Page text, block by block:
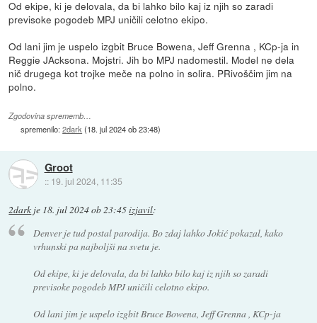
Od ekipe, ki je delovala, da bi lahko bilo kaj iz njih so zaradi
previsoke pogodeb MPJ uničili celotno ekipo.
Od lani jim je uspelo izgbit Bruce Bowena, Jeff Grenna , KCp-ja in
Reggie JAcksona. Mojstri. Jih bo MPJ nadomestil. Model ne dela
nič drugega kot trojke meče na polno in solira. PRivoščim jim na
polno.
Zgodovina sprememb…
spremenilo:2dark (18. jul 2024 ob 23:48)
Groot
:: 19. jul 2024, 11:35
2dark je 18. jul 2024 ob 23:45izjavil:
Denver je tud postal parodija. Bo zdaj lahko Jokić pokazal, kako
vrhunski pa najboljši na svetu je.
Od ekipe, ki je delovala, da bi lahko bilo kaj iz njih so zaradi
previsoke pogodeb MPJ uničili celotno ekipo.
Od lani jim je uspelo izgbit Bruce Bowena, Jeff Grenna , KCp-ja